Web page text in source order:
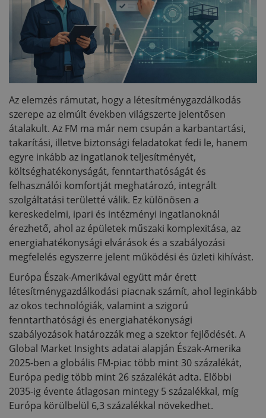
Az elemzés rámutat, hogy a létesítménygazdálkodás
szerepe az elmúlt években világszerte jelentősen
átalakult. Az FM ma már nem csupán a karbantartási,
takarítási, illetve biztonsági feladatokat fedi le, hanem
egyre inkább az ingatlanok teljesítményét,
költséghatékonyságát, fenntarthatóságát és
felhasználói komfortját meghatározó, integrált
szolgáltatási területté válik. Ez különösen a
kereskedelmi, ipari és intézményi ingatlanoknál
érezhető, ahol az épületek műszaki komplexitása, az
energiahatékonysági elvárások és a szabályozási
megfelelés egyszerre jelent működési és üzleti kihívást.
Európa Észak-Amerikával együtt már érett
létesítménygazdálkodási piacnak számít, ahol leginkább
az okos technológiák, valamint a szigorú
fenntarthatósági és energiahatékonysági
szabályozások határozzák meg a szektor fejlődését. A
Global Market Insights adatai alapján Észak-Amerika
2025-ben a globális FM-piac több mint 30 százalékát,
Európa pedig több mint 26 százalékát adta. Előbbi
2035-ig évente átlagosan mintegy 5 százalékkal, míg
Európa körülbelül 6,3 százalékkal növekedhet.